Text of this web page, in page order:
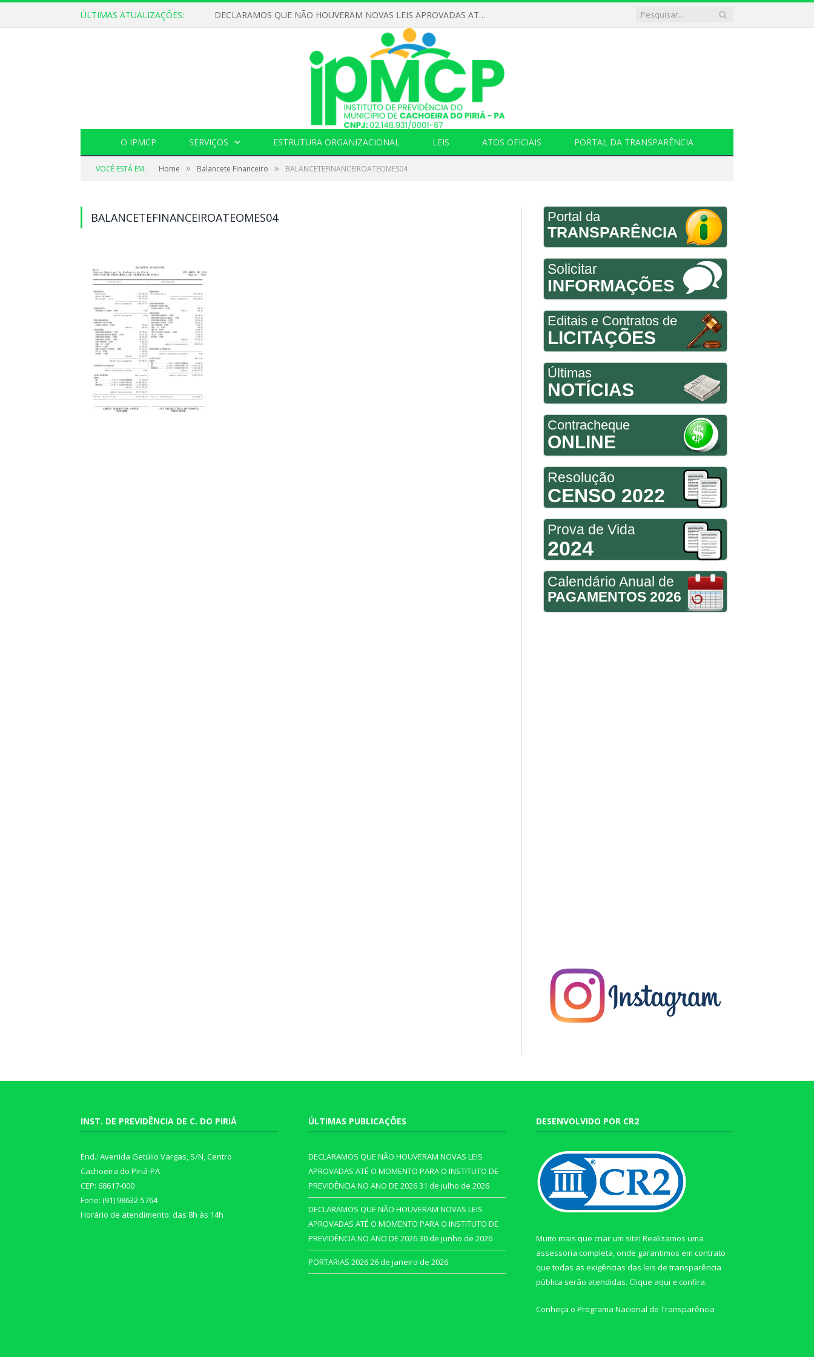
ÚLTIMAS ATUALIZAÇÕES: DECLARAMOS QUE NÃO HOUVERAM NOVAS LEIS APROVADAS ATÉ O MOMENTO PARA O INSTITUTO DE PREVIDÊNCIA NO ANO DE 2026
O IPMCP SERVIÇOS ESTRUTURA ORGANIZACIONAL LEIS ATOS OFICIAIS PORTAL DA TRANSPARÊNCIA
VOCÊ ESTÁ EM: Home » Balancete Financeiro » BALANCETEFINANCEIROATEOMES04
BALANCETEFINANCEIROATEOMES04 Portal da
TRANSPARÊNCIA
Solicitar
INFORMAÇÕES
Editais e Contratos de
LICITAÇÕES
Últimas
NOTÍCIAS
Contracheque
ONLINE
Resolução
CENSO 2022
Prova de Vida
2024
Calendário Anual de
PAGAMENTOS 2026
INST. DE PREVIDÊNCIA DE C. DO PIRIÁ
End.: Avenida Getúlio Vargas, S/N, Centro
Cachoeira do Piriá-PA
CEP: 68617-000
Fone: (91) 98632-5764
Horário de atendimento: das 8h às 14h
ÚLTIMAS PUBLICAÇÕES
DECLARAMOS QUE NÃO HOUVERAM NOVAS LEIS
APROVADAS ATÉ O MOMENTO PARA O INSTITUTO DE
PREVIDÊNCIA NO ANO DE 202631 de julho de 2026
DECLARAMOS QUE NÃO HOUVERAM NOVAS LEIS
APROVADAS ATÉ O MOMENTO PARA O INSTITUTO DE
PREVIDÊNCIA NO ANO DE 202630 de junho de 2026
PORTARIAS 202626 de janeiro de 2026
DESENVOLVIDO POR CR2
Muito mais que criar um site! Realizamos uma
assessoria completa, onde garantimos em contrato
que todas as exigências das leis de transparência
pública serão atendidas. Clique aqui e confira.
Conheça o Programa Nacional de Transparência